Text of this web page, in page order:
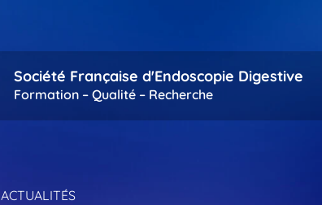
Société Française d'Endoscopie Digestive
Formation – Qualité – Recherche
ACTUALITÉS